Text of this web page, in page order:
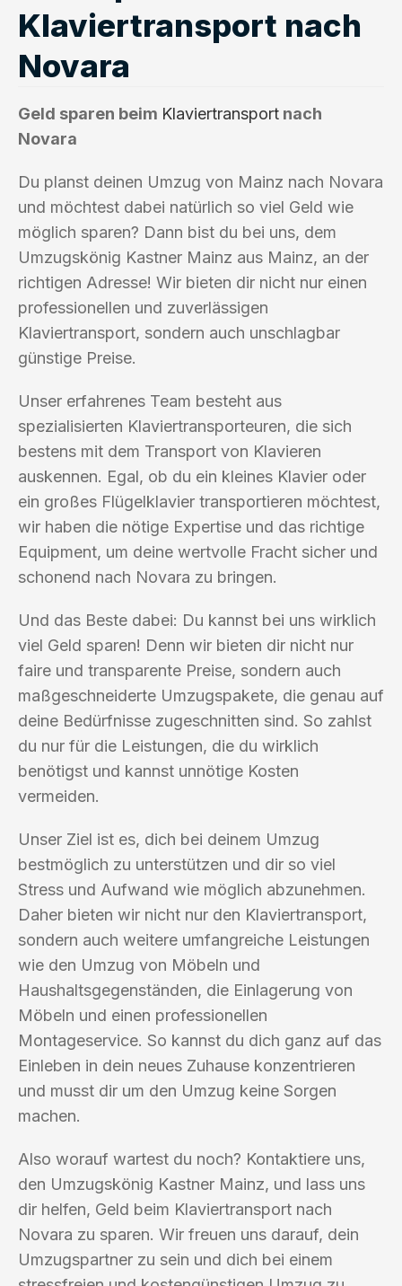
Klaviertransport nach
Novara
Geld sparen beim Klaviertransport nach
Novara
Du planst deinen Umzug von Mainz nach Novara
und möchtest dabei natürlich so viel Geld wie
möglich sparen? Dann bist du bei uns, dem
Umzugskönig Kastner Mainz aus Mainz, an der
richtigen Adresse! Wir bieten dir nicht nur einen
professionellen und zuverlässigen
Klaviertransport, sondern auch unschlagbar
günstige Preise.
Unser erfahrenes Team besteht aus
spezialisierten Klaviertransporteuren, die sich
bestens mit dem Transport von Klavieren
auskennen. Egal, ob du ein kleines Klavier oder
ein großes Flügelklavier transportieren möchtest,
wir haben die nötige Expertise und das richtige
Equipment, um deine wertvolle Fracht sicher und
schonend nach Novara zu bringen.
Und das Beste dabei: Du kannst bei uns wirklich
viel Geld sparen! Denn wir bieten dir nicht nur
faire und transparente Preise, sondern auch
maßgeschneiderte Umzugspakete, die genau auf
deine Bedürfnisse zugeschnitten sind. So zahlst
du nur für die Leistungen, die du wirklich
benötigst und kannst unnötige Kosten
vermeiden.
Unser Ziel ist es, dich bei deinem Umzug
bestmöglich zu unterstützen und dir so viel
Stress und Aufwand wie möglich abzunehmen.
Daher bieten wir nicht nur den Klaviertransport,
sondern auch weitere umfangreiche Leistungen
wie den Umzug von Möbeln und
Haushaltsgegenständen, die Einlagerung von
Möbeln und einen professionellen
Montageservice. So kannst du dich ganz auf das
Einleben in dein neues Zuhause konzentrieren
und musst dir um den Umzug keine Sorgen
machen.
Also worauf wartest du noch? Kontaktiere uns,
den Umzugskönig Kastner Mainz, und lass uns
dir helfen, Geld beim Klaviertransport nach
Novara zu sparen. Wir freuen uns darauf, dein
Umzugspartner zu sein und dich bei einem